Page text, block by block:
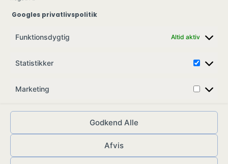
Googles privatlivspolitik
Funktionsdygtig Altid aktiv
Statistikker
Marketing
Godkend Alle
Afvis
Ung Kult
Skovgade 17,
CVR: 41008547
© ungkult.dk - 2026 Allieret– din partner i